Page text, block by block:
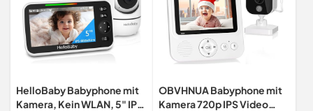
HelloBaby Babyphone mit
Kamera, Kein WLAN, 5" IPS,
OBVHNUA Babyphone mit
Kamera 720p IPS Video